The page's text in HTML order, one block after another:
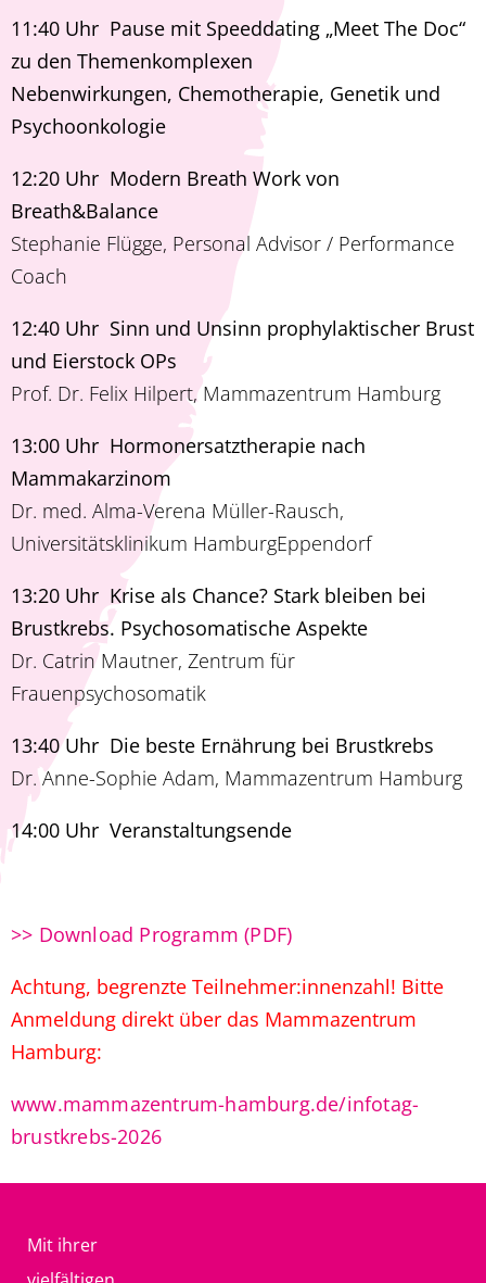
11:40 Uhr Pause mit Speeddating „Meet The Doc“
zu den Themenkomplexen
Nebenwirkungen, Chemotherapie, Genetik und
Psychoonkologie
12:20 Uhr Modern Breath Work von
Breath&Balance
Stephanie Flügge, Personal Advisor / Performance
Coach
12:40 Uhr Sinn und Unsinn prophylaktischer Brust
und Eierstock OPs
Prof. Dr. Felix Hilpert, Mammazentrum Hamburg
13:00 Uhr Hormonersatztherapie nach
Mammakarzinom
Dr. med. Alma-Verena Müller-Rausch,
Universitätsklinikum Hamburg­Eppendorf
13:20 Uhr Krise als Chance? Stark bleiben bei
Brustkrebs. Psychosomatische Aspekte
Dr. Catrin Mautner, Zentrum für
Frauenpsychosomatik
13:40 Uhr Die beste Ernährung bei Brustkrebs
Dr. Anne-Sophie Adam, Mammazentrum Hamburg
14:00 Uhr Veranstaltungsende
>> Download Programm (PDF)
Achtung, begrenzte Teilnehmer:innenzahl! Bitte
Anmeldung direkt über das Mammazentrum
Hamburg:
www.mammazentrum-hamburg.de/infotag-
brustkrebs-2026
Mit ihrer